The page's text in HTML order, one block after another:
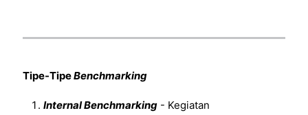
Tipe-TipeBenchmarking
Internal Benchmarking - Kegiatan